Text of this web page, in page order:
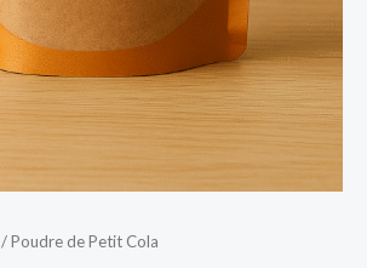
/ Poudre de Petit Cola